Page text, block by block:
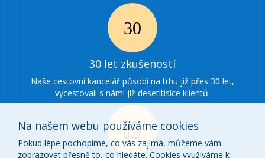
30 Ikonka
zkušenosti
30 let zkušeností
Naše cestovní kancelář působí na trhu již přes 30 let,
vycestovali s námi již desetitisíce klientů.
Na našem webu používáme cookies
Pokud lépe pochopíme, co vás zajímá, můžeme vám
zobrazovat přesně to, co hledáte. Cookies využíváme k